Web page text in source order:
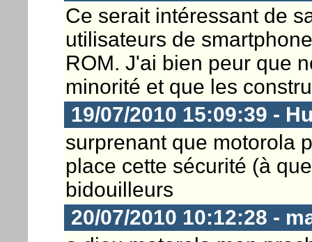
Ce serait intéressant de
utilisateurs de
ROM. J'ai bien peur que
minorité et que les
19/07/2010 15:09:39 -
surprenant que motorola
place cette sécurité (à
bidouilleurs
20/07/2010 10:12:28 -